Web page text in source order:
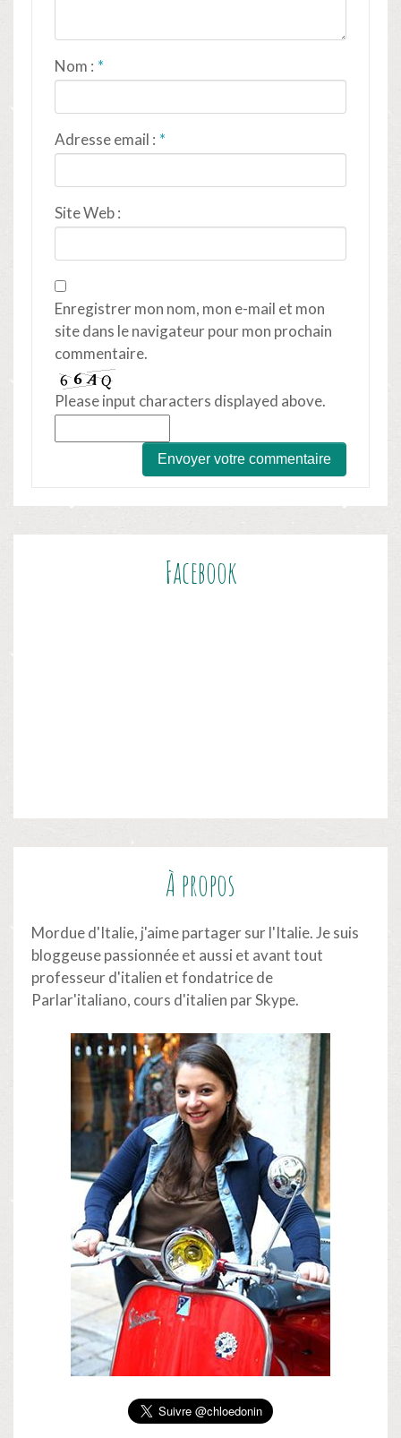
Nom :
Adresse email :
Site Web :
Enregistrer mon nom, mon e-mail et mon
site dans le navigateur pour mon prochain
commentaire.
Please input characters displayed above.
Facebook
À propos
Mordue d'Italie, j'aime partager sur l'Italie. Je suis
bloggeuse passionnée et aussi et avant tout
professeur d'italien et fondatrice de
Parlar'italiano, cours d'italien par Skype.